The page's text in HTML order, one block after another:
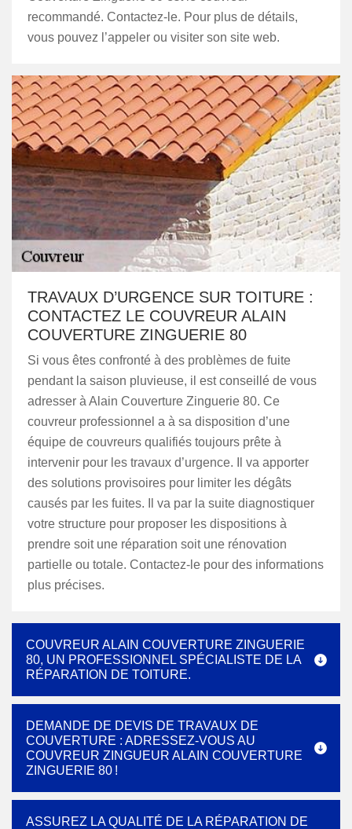
recommandé. Contactez-le. Pour plus de détails,
vous pouvez l’appeler ou visiter son site web.
TRAVAUX D’URGENCE SUR TOITURE :
CONTACTEZ LE COUVREUR ALAIN
COUVERTURE ZINGUERIE 80
Si vous êtes confronté à des problèmes de fuite
pendant la saison pluvieuse, il est conseillé de vous
adresser à Alain Couverture Zinguerie 80. Ce
couvreur professionnel a à sa disposition d’une
équipe de couvreurs qualifiés toujours prête à
intervenir pour les travaux d’urgence. Il va apporter
des solutions provisoires pour limiter les dégâts
causés par les fuites. Il va par la suite diagnostiquer
votre structure pour proposer les dispositions à
prendre soit une réparation soit une rénovation
partielle ou totale. Contactez-le pour des informations
plus précises.
COUVREUR ALAIN COUVERTURE ZINGUERIE
80, UN PROFESSIONNEL SPÉCIALISTE DE LA
RÉPARATION DE TOITURE.
DEMANDE DE DEVIS DE TRAVAUX DE
COUVERTURE : ADRESSEZ-VOUS AU
COUVREUR ZINGUEUR ALAIN COUVERTURE
ZINGUERIE 80 !
ASSUREZ LA QUALITÉ DE LA RÉPARATION DE